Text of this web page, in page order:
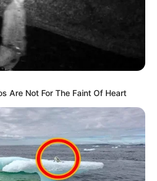
ALERTA
todas las noticias que le
las notificaciones de Alerta.
Are Not For The Faint Of Heart